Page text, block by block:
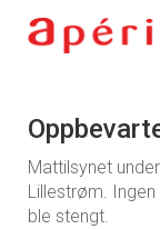
Mattilsynet
Lillestrøm.
ble stengt.